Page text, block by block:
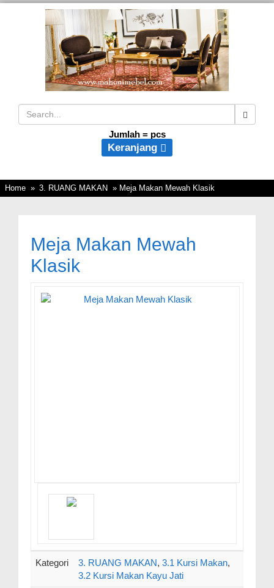
Jumlah = pcs
Keranjang
Home » 3. RUANG MAKAN » Meja Makan Mewah Klasik
Meja Makan Mewah
Klasik
Kategori 3. RUANG MAKAN, 3.1 Kursi Makan,
3.2 Kursi Makan Kayu Jati